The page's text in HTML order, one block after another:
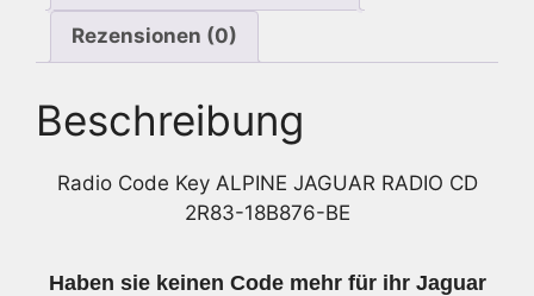
Rezensionen (0)
Beschreibung
Radio Code Key ALPINE JAGUAR RADIO CD
2R83-18B876-BE
Haben sie keinen Code mehr für ihr Jaguar